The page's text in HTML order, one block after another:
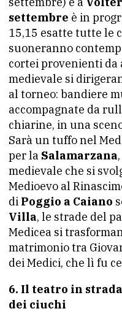
settembre è in
15,15 esatte tutte le
suoneranno
cortei provenienti
medievale si
al torneo: bandiere
accompagnate da
chiarine, in una
Sarà un tuffo nel
per la Salamarzana
medievale che si
Medioevo al
di Poggio a Caiano
Villa, le strade del
Medicea si
matrimonio tra
dei Medici, che lì fu
6. Il teatro in
dei ciuchi